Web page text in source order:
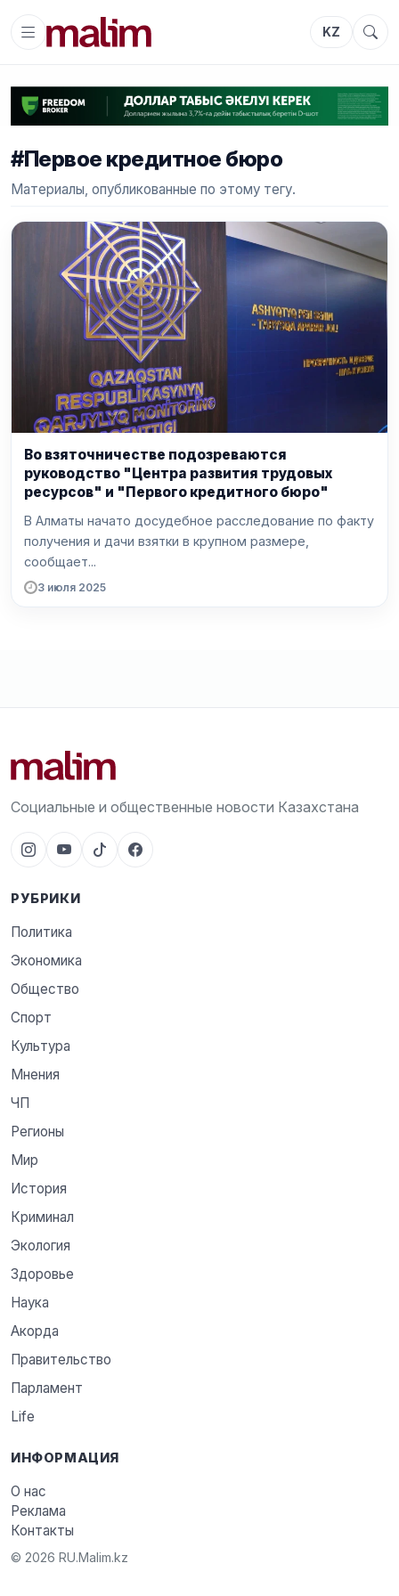
KZ
#Первое кредитное бюро
Материалы, опубликованные по этому тегу.
Во взяточничестве подозреваются
руководство "Центра развития трудовых
ресурсов" и "Первого кредитного бюро"
В Алматы начато досудебное расследование по факту
получения и дачи взятки в крупном размере,
сообщает...
3 июля 2025
Социальные и общественные новости Казахстана
РУБРИКИ
Политика
Экономика
Общество
Спорт
Культура
Мнения
ЧП
Регионы
Мир
История
Криминал
Экология
Здоровье
Наука
Акорда
Правительство
Парламент
Life
ИНФОРМАЦИЯ
О нас
Реклама
Контакты
© 2026 RU.Malim.kz